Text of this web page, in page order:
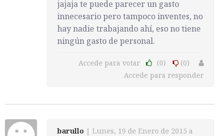
jajaja te puede parecer un gasto
innecesario pero tampoco inventes, no
hay nadie trabajando ahí, eso no tiene
ningún gasto de personal.
Accede para votar (0)
(0)
Accede para responder
barullo | Lunes, 19 de Enero de 2015 a